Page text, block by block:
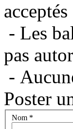
acceptés
- Les
pas
-
Poster
Nom *